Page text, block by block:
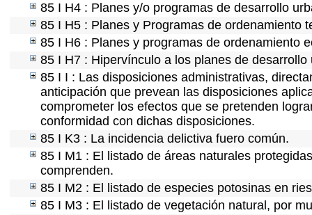
85 I H4 : Planes y/o programas de desarrollo
85 I H5 : Planes y Programas de ordenamiento
85 I H6 : Planes y programas de ordenamiento
85 I H7 : Hipervínculo a los planes de desarrollo
85 I I : Las disposiciones administrativas,
anticipación que prevean las disposiciones
comprometer los efectos que se pretenden
conformidad con dichas disposiciones.
85 I K3 : La incidencia delictiva fuero común.
85 I M1 : El listado de áreas naturales
comprenden.
85 I M2 : El listado de especies potosinas en
85 I M3 : El listado de vegetación natural, por